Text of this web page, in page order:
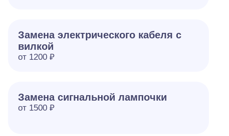
Замена электрического кабеля с
вилкой
от 1200 ₽
Замена сигнальной лампочки
от 1500 ₽